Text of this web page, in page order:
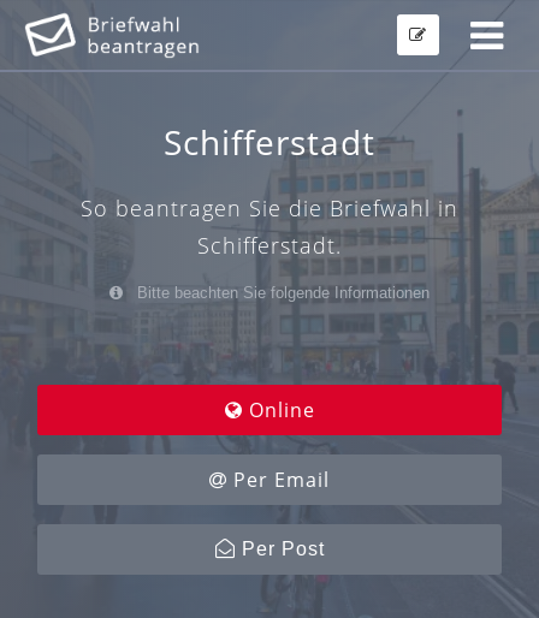
Schifferstadt
So beantragen Sie die Briefwahl in
Schifferstadt.
Bitte beachten Sie folgende Informationen
Online
Per Email
Per Post